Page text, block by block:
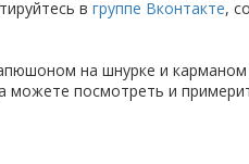
в группе Вконтакте,
на шнурке и
можете посмотреть и